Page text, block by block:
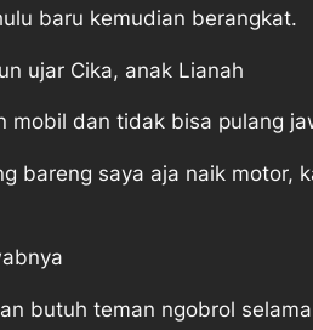
baru kemudian berangkat.
ujar Cika, anak Lianah
mobil dan tidak bisa pulang
bareng saya aja naik motor,
butuh teman ngobrol